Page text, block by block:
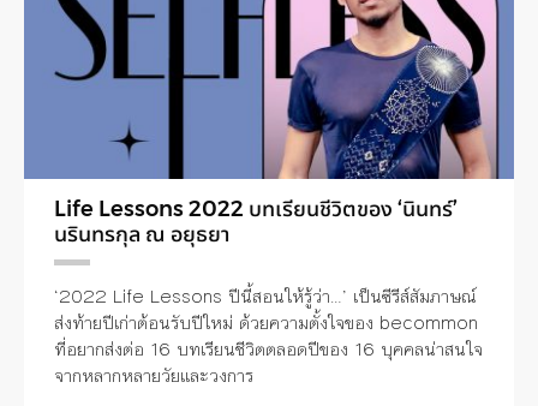
Life Lessons 2022 บทเรียนชีวิตของ ‘นินทร์’
นรินทรกุล ณ อยุธยา
‘2022 Life Lessons ปีนี้สอนให้รู้ว่า…’ เป็นซีรีส์สัมภาษณ์
ส่งท้ายปีเก่าต้อนรับปีใหม่ ด้วยความตั้งใจของ becommon
ที่อยากส่งต่อ 16 บทเรียนชีวิตตลอดปีของ 16 บุคคลน่าสนใจ
จากหลากหลายวัยและวงการ